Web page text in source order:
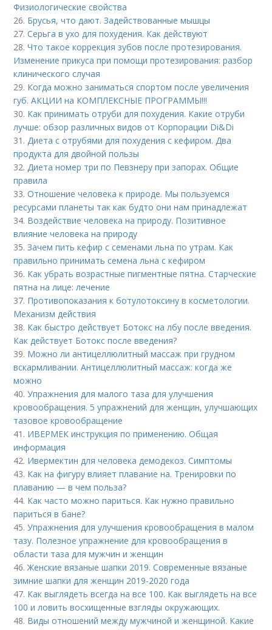
Физиологические свойства
26. Брусья, что дают. Задействованные мышцы
27.Серьга в ухо для похудения. Как действуют
28.Что такое коррекция зубов после протезирования.
Изменение прикуса при помощи протезирования: разбор
клинического случая
29. Когда можно заниматься спортом после увеличения
губ. АКЦИИ на КОМПЛЕКСНЫЕ ПРОГРАММЫ!!!
30. Как принимать отруби для похудения. Какие отруби
лучше: обзор различных видов от Корпорации Di&Di
31.Диета с отрубями для похудения с кефиром. Два
продукта для двойной пользы
32.Диета номер три по Певзнеру при запорах. Общие
правила
33.Отношение человека к природе. Мы пользуемся
ресурсами планеты так как будто они нам принадлежат
34. Воздействие человека на природу. Позитивное
влияние человека на природу
35.Зачем пить кефир с семенами льна по утрам. Как
правильно принимать семена льна с кефиром
36. Как убрать возрастные пигментные пятна. Старческие
пятна на лице: лечение
37. Противопоказания к ботулотоксину в косметологии.
Механизм действия
38. Как быстро действует Ботокс на лбу после введения.
Как действует Ботокс после введения?
39. Можно ли антицеллюлитный массаж при грудном
вскармливании. Антицеллюлитный массаж: когда же
можно
40.Упражнения для малого таза для улучшения
кровообращения. 5 упражнений для женщин, улучшающих
тазовое кровообращение
41. ИВЕРМЕК инструкция по применению. Общая
информация
42. Ивермектин для человека демодекоз. Симптомы
43. Как на фигуру влияет плавание на. Тренировки по
плаванию — в чем польза?
44. Как часто можно париться. Как нужно правильно
париться в бане?
45.Упражнения для улучшения кровообращения в малом
тазу. Полезное упражнение для кровообращения в
области таза для мужчин и женщин
46.Женские вязаные шапки 2019. Современные вязаные
зимние шапки для женщин 2019-2020 года
47. Как выглядеть всегда на все 100. Как выглядеть на все
100 и ловить восхищенные взгляды окружающих.
48. Виды отношений между мужчиной и женщиной. Какие